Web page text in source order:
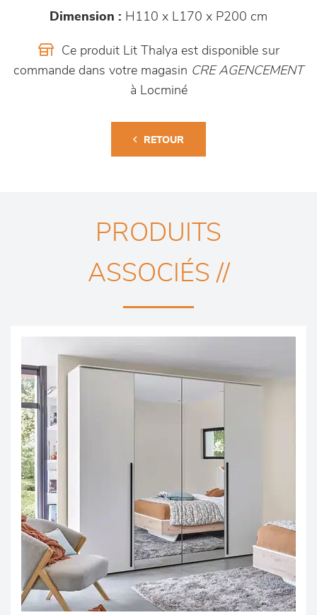
Dimension : H110 x L170 x P200 cm
Ce produit Lit Thalya est disponible sur
commande dans votre magasin CRE AGENCEMENT
à Locminé
RETOUR
PRODUITS
ASSOCIÉS //